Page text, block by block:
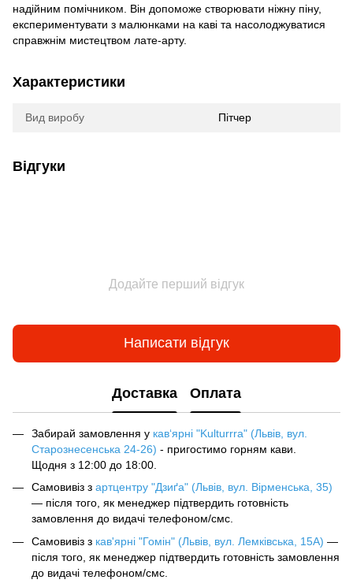
надійним помічником. Він допоможе створювати ніжну піну,
експериментувати з малюнками на каві та насолоджуватися
справжнім мистецтвом лате-арту.
Характеристики
Вид виробу Пітчер
Відгуки
Додайте перший відгук
Написати відгук
Доставка Оплата
Забирай замовлення у кав‘ярні "Kulturrra" (Львів, вул.
Старознесенська 24-26) - пригостимо горням кави.
Щодня з 12:00 до 18:00.
Самовивіз з артцентру "Дзиґа" (Львів, вул. Вірменська, 35)
— після того, як менеджер підтвердить готовність
замовлення до видачі телефоном/смс.
Самовивіз з кав'ярні "Гомін" (Львів, вул. Лемківська, 15А) —
після того, як менеджер підтвердить готовність замовлення
до видачі телефоном/смс.